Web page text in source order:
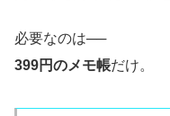
必要なのは──
399円のメモ帳だけ。